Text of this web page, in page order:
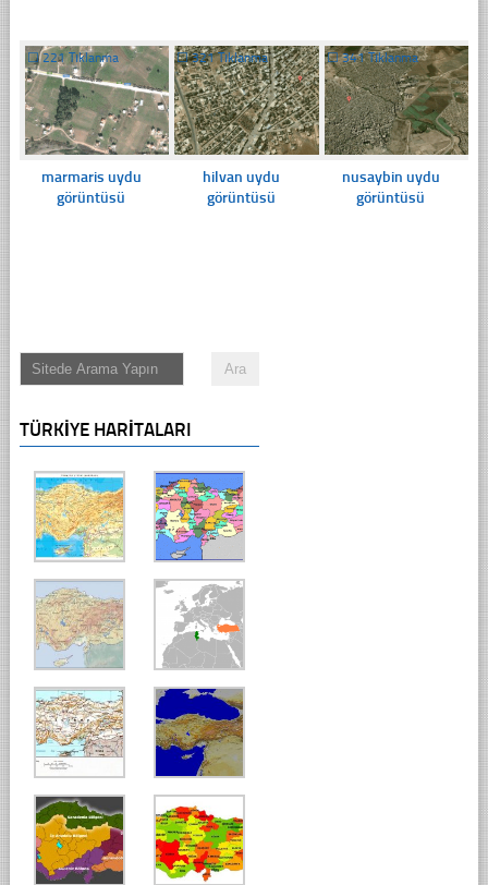
☐221 Tıklanma
marmaris uydu
görüntüsü
☐321 Tıklanma
hilvan uydu
görüntüsü
☐341 Tıklanma
nusaybin uydu
görüntüsü
TÜRKIYE HARITALARI